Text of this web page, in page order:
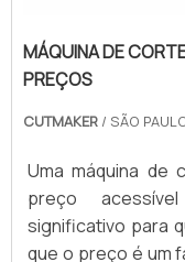
MÁQUINA DE
PREÇOS
CUTMAKER / SÃO
Uma máquina de
preço
significativo para
que o preço é um